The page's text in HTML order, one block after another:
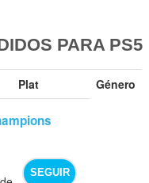
PARA PS5
Plat Género
SEGUIR